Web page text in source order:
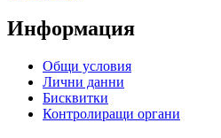
Информация
Общи условия
Лични данни
Бисквитки
Контролиращи органи